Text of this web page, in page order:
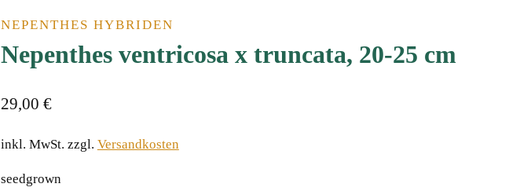
NEPENTHES HYBRIDEN
Nepenthes ventricosa x truncata, 20-25 cm
29,00 €
inkl. MwSt. zzgl. Versandkosten
seedgrown